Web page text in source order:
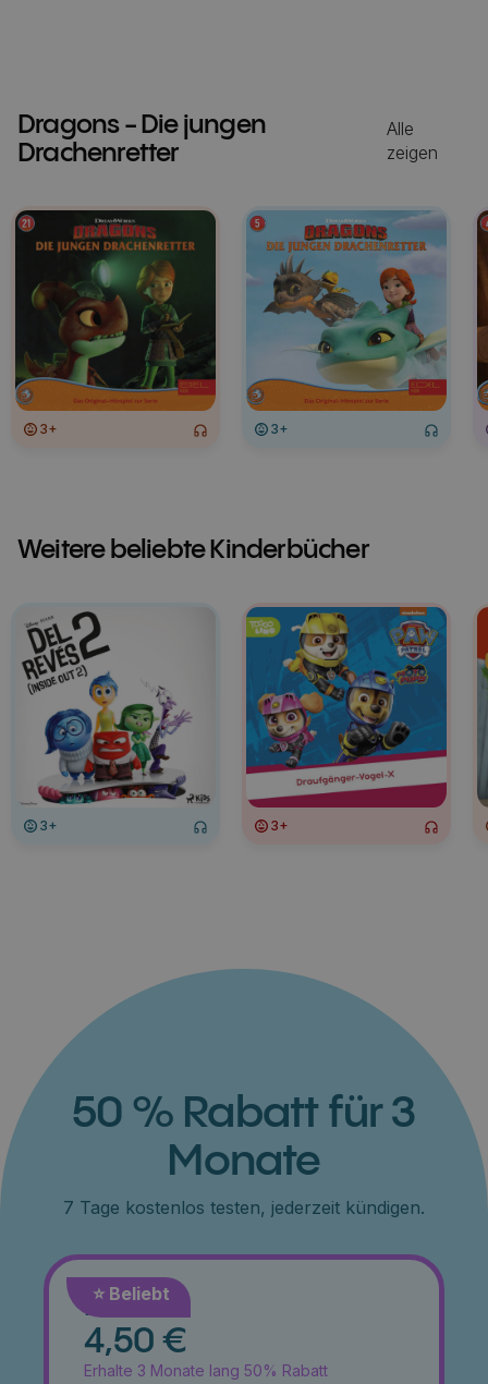
Dragons - Die jungen
Drachenretter
Alle
zeigen
3+ 3+
Weitere beliebte Kinderbücher
3+ 3+
50 % Rabatt für 3
Monate
7 Tage kostenlos testen, jederzeit kündigen.
⭐️ Beliebt
Monat
4,50 €
Erhalte 3 Monate lang 50% Rabatt